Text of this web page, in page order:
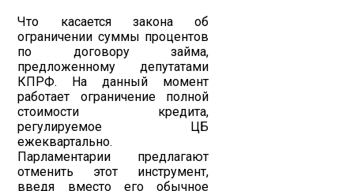
Что касается закона об
ограничении суммы процентов
по договору займа,
предложенному депутатами
КПРФ. На данный момент
работает ограничение полной
стоимости кредита,
регулируемое ЦБ
ежеквартально.
Парламентарии предлагают
отменить этот инструмент,
введя вместо его обычное